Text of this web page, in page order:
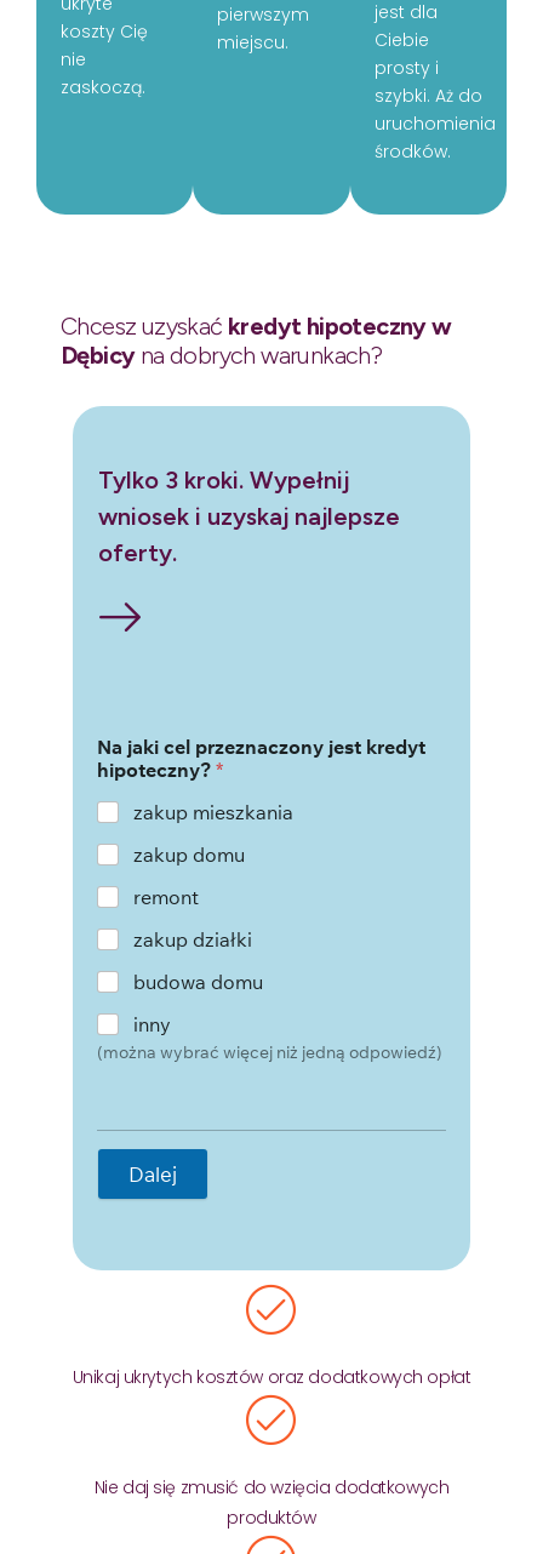
koszty Cię
nie
zaskoczą.
pierwszym
miejscu.
jest dla
Ciebie
prosty i
szybki. Aż do
uruchomienia
środków.
Chcesz uzyskać kredyt hipoteczny w
Dębicyna dobrych warunkach?
Tylko 3 kroki. Wypełnij
wniosek i uzyskaj najlepsze
oferty.
Na jaki cel przeznaczony jest kredyt
hipoteczny? *
zakup mieszkania
zakup domu
remont
zakup działki
budowa domu
inny
(można wybrać więcej niż jedną odpowiedź)
Dalej
Unikaj ukrytych kosztów oraz dodatkowych opłat
Nie daj się zmusić do wzięcia dodatkowych
produktów